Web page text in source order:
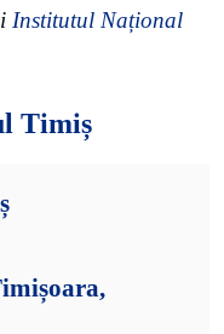
Institutul Național
Timiș